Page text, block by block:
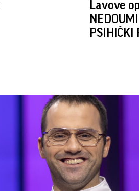
Lavove
PSIHIČKI